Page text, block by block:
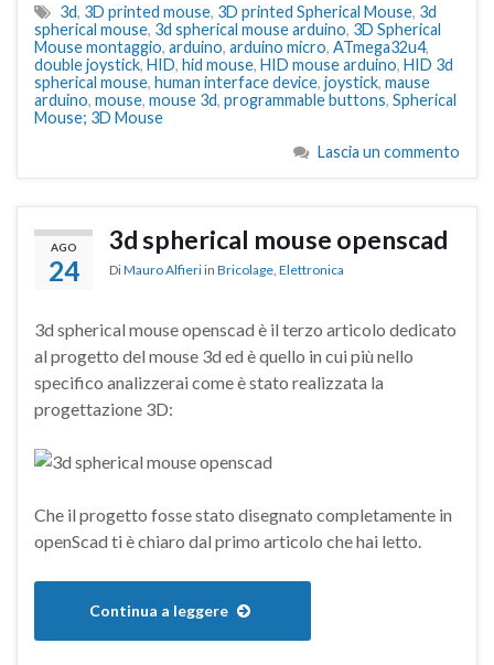
3d, 3D printed mouse, 3D printed Spherical Mouse, 3d
spherical mouse, 3d spherical mouse arduino, 3D Spherical
Mouse montaggio, arduino, arduino micro, ATmega32u4,
double joystick, HID, hid mouse, HID mouse arduino, HID 3d
spherical mouse, human interface device, joystick, mause
arduino, mouse, mouse 3d, programmable buttons, Spherical
Mouse; 3D Mouse
Lascia un commento
AGO
24
3d spherical mouse openscad
DiMauro Alfieri in Bricolage Elettronica
3d spherical mouse openscad è il terzo articolo dedicato
al progetto del mouse 3d ed è quello in cui più nello
specifico analizzerai come è stato realizzata la
progettazione 3D:
Che il progetto fosse stato disegnato completamente in
openScad ti è chiaro dal primo articolo che hai letto.
Continua a leggere